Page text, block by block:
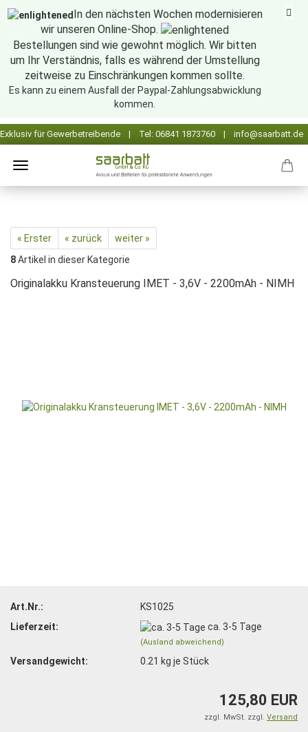
In den nächsten Wochen modernisieren
wir unseren Online-Shop.
Bestellungen sind wie gewohnt möglich. Wir bitten
um Ihr Verständnis, falls es während der Umstellung
zeitweise zu Einschränkungen kommen sollte.
Es kann zu einem Ausfall der Paypal-Zahlungsabwicklung
kommen.
« Erster « zurück
weiter »
8Artikel in dieser Kategorie
Originalakku Kransteuerung IMET - 3,6V - 2200mAh - NIMH
Art.Nr.:
KS1025
Lieferzeit:
ca. 3-5 Tage
(Ausland abweichend)
Versandgewicht: 0.21 kg je Stück
125,80 EUR
zzgl. MwSt. zzgl. Versand